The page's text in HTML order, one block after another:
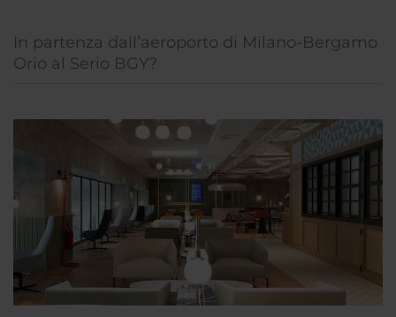
In partenza dall’aeroporto di Milano-Bergamo
Orio al Serio BGY?